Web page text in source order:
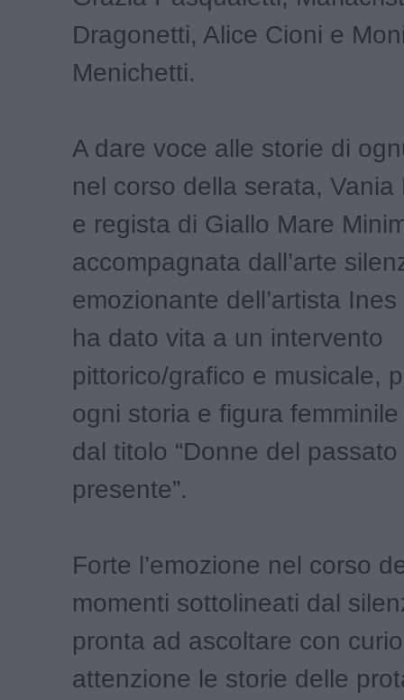
Dragonetti, Alice Cioni e
Menichetti.
A dare voce alle storie di
nel corso della serata, Vania
e regista di Giallo Mare
accompagnata dall’arte
emozionante dell’artista
ha dato vita a un intervento
pittorico/grafico e musicale,
ogni storia e figura
dal titolo “Donne del
presente”.
Forte l’emozione nel corso
momenti sottolineati dal
pronta ad ascoltare con
attenzione le storie delle